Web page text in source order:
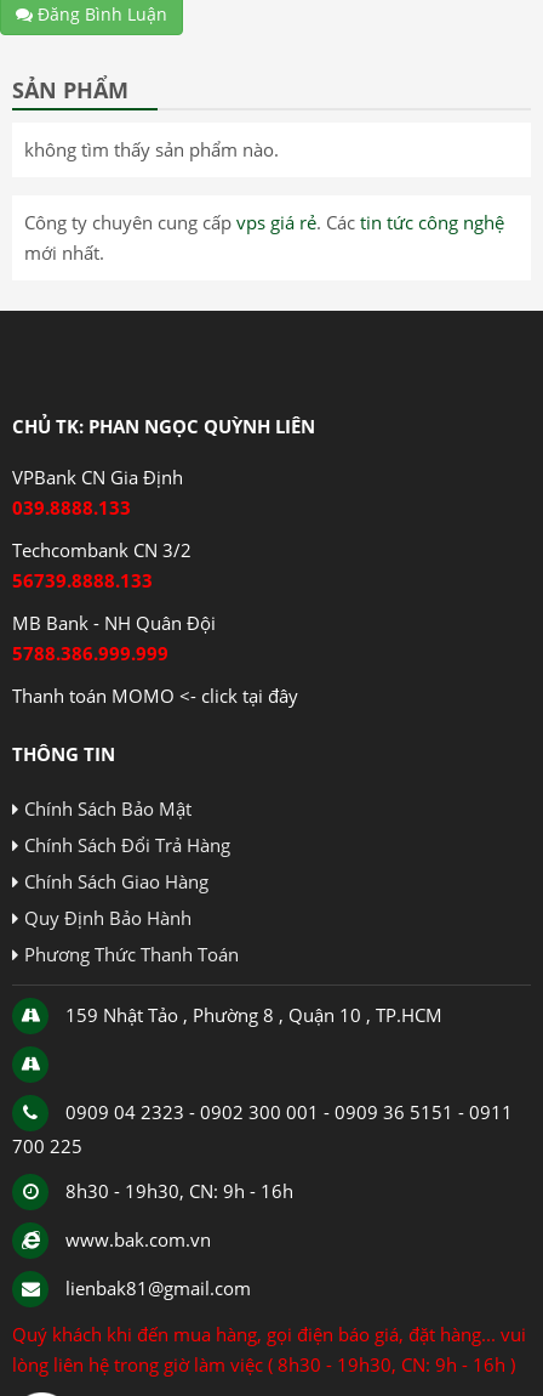
Đăng Bình Luận
SẢN PHẨM
không tìm thấy sản phẩm nào.
Công ty chuyên cung cấp vps giá rẻ. Các tin tức công nghệ
mới nhất.
CHỦ TK: PHAN NGỌC QUỲNH LIÊN
VPBank CN Gia Định
039.8888.133
Techcombank CN 3/2
56739.8888.133
MB Bank - NH Quân Đội
5788.386.999.999
Thanh toán MOMO <- click tại đây
THÔNG TIN
Chính Sách Bảo Mật
Chính Sách Đổi Trả Hàng
Chính Sách Giao Hàng
Quy Định Bảo Hành
Phương Thức Thanh Toán
159 Nhật Tảo , Phường 8 , Quận 10 , TP.HCM
0909 04 2323 - 0902 300 001 - 0909 36 5151 - 0911
700 225
8h30 - 19h30, CN: 9h - 16h
www.bak.com.vn
lienbak81@gmail.com
Quý khách khi đến mua hàng, gọi điện báo giá, đặt hàng... vui
lòng liên hệ trong giờ làm việc ( 8h30 - 19h30, CN: 9h - 16h )